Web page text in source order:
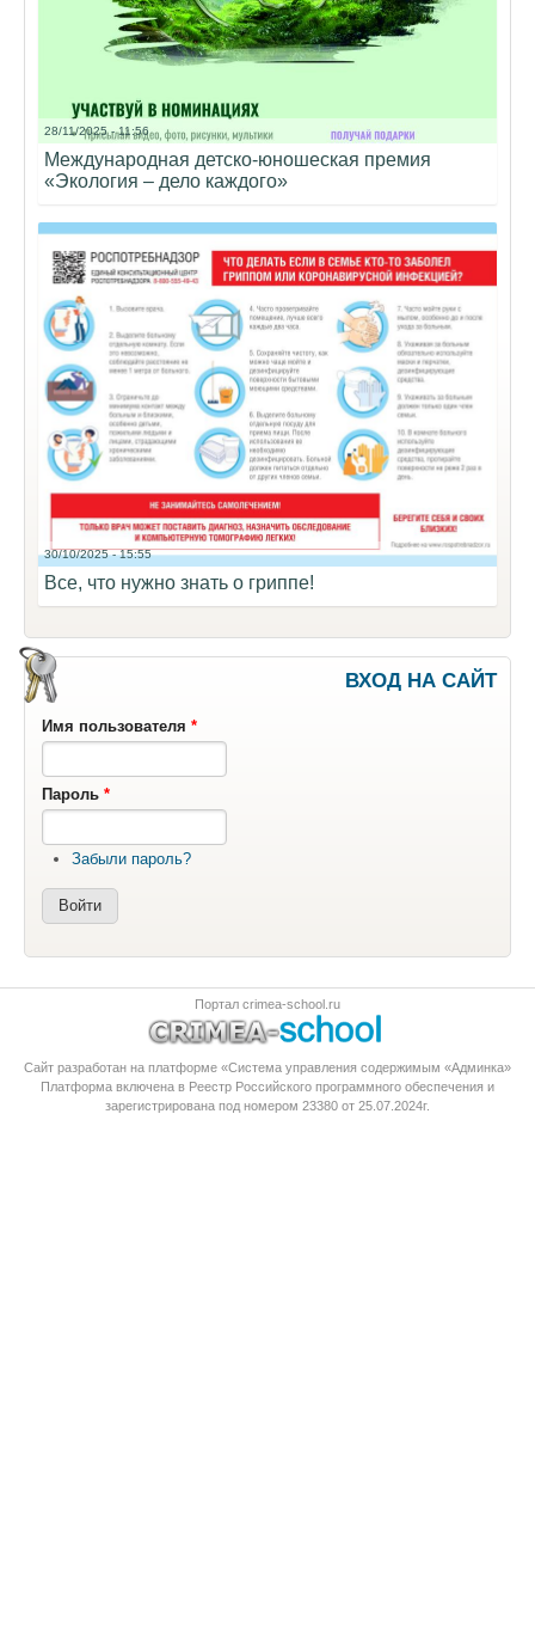
28/11/2025 - 11:56
Международная детско-юношеская премия
«Экология – дело каждого»
30/10/2025 - 15:55
Все, что нужно знать о гриппе!
ВХОД НА САЙТ
Имя пользователя *
Пароль *
Забыли пароль?
Портал crimea-school.ru
Сайт разработан на платформе «Система управления содержимым «Админка»
Платформа включена в Реестр Российского программного обеспечения и
зарегистрирована под номером 23380 от 25.07.2024г.